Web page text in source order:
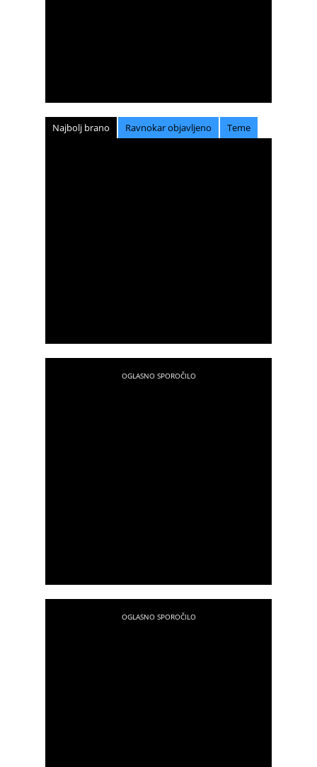
Najbolj brano Ravnokar objavljeno Teme